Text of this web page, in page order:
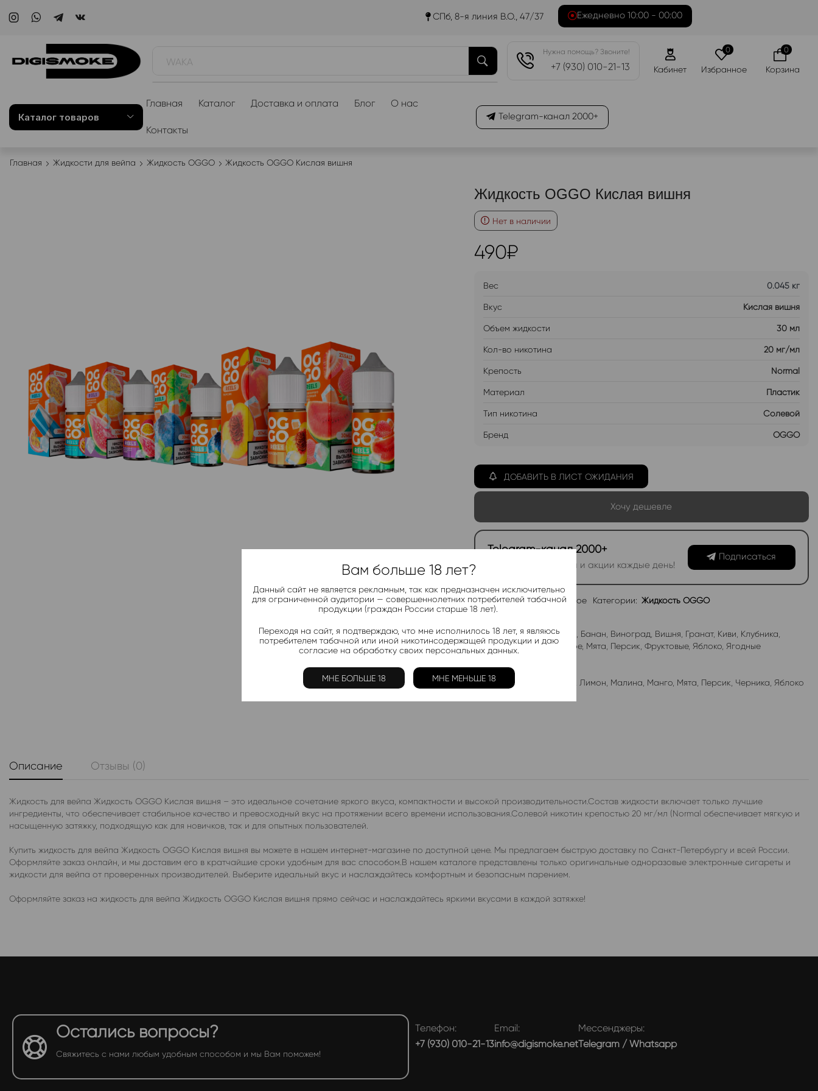
СПб, 8-я линия В.О., 47/37 Ежедневно 10:00 - 00:00
WAKA
Нужна помощь? Звоните!
+7 (930) 010-21-13 Кабинет
0
Избранное
0
Корзина
Каталог товаров
Главная Каталог Доставка и оплата Блог О нас
Контакты
Telegram-канал 2000+
Главная Жидкости для вейпа Жидкость OGGO Жидкость OGGO Кислая вишня
Жидкость OGGO Кислая вишня
Нет в наличии
490₽
Вес 0.045 кг
Вкус Кислая вишня
Объем жидкости 30 мл
Кол-во никотина 20 мг/мл
Крепость Normal
Материал Пластик
Тип никотина Солевой
Бренд OGGO
ДОБАВИТЬ В ЛИСТ ОЖИДАНИЯ
Хочу дешевле
Telegram-канал 2000+
Актуальные новинки и акции каждые день!
Подписаться
Добавить в избранное Категории: Жидкость OGGO
Ананас,Арбуз,Бабл-Гам Банан Виноград Вишня Гранат, Киви Клубника
Лимон,Манго, Мороженое, Мята Персик Фруктовые, Яблоко, Ягодные
Жидкости:
Ананас
Арбуз Лимон Малина Манго, Мята Персик Черника Яблоко
Описание Отзывы (0)
Жидкость для вейпа Жидкость OGGO Кислая вишня – это идеальное сочетание яркого вкуса, компактности и высокой производительности.Состав жидкости включает только лучшие
ингредиенты, что обеспечивает стабильное качество и превосходный вкус на протяжении всего времени использования.Солевой никотин крепостью 20 мг/мл (Normal обеспечивает мягкую и
насыщенную затяжку, подходящую как для новичков, так и для опытных пользователей.
Купить жидкость для вейпа Жидкость OGGO Кислая вишня вы можете в нашем интернет-магазине по доступной цене. Мы предлагаем быструю доставку по Санкт-Петербургу и всей России.
Оформляйте заказ онлайн, и мы доставим его в кратчайшие сроки удобным для вас способом.В нашем каталоге представлены только оригинальные одноразовые электронные сигареты и
жидкости для вейпа от проверенных производителей. Выберите идеальный вкус и наслаждайтесь комфортным и безопасным парением.
Оформляйте заказ на жидкость для вейпа Жидкость OGGO Кислая вишня прямо сейчас и наслаждайтесь яркими вкусами в каждой затяжке!
Остались вопросы?
Свяжитесь с нами любым удобным способом и мы Вам поможем!
Телефон:
+7 (930) 010-21-13
Email:
info@digismoke.net
Мессенджеры:
Telegram / Whatsapp
Вам больше 18 лет?
Данный сайт не является рекламным, так как предназначен исключительно
для ограниченной аудитории — совершеннолетних потребителей табачной
продукции (граждан России старше 18 лет).
Переходя на сайт, я подтверждаю, что мне исполнилось 18 лет, я являюсь
потребителем табачной или иной никотинсодержащей продукции и даю
согласие на обработку своих персональных данных.
МНЕ БОЛЬШЕ 18 МНЕ МЕНЬШЕ 18